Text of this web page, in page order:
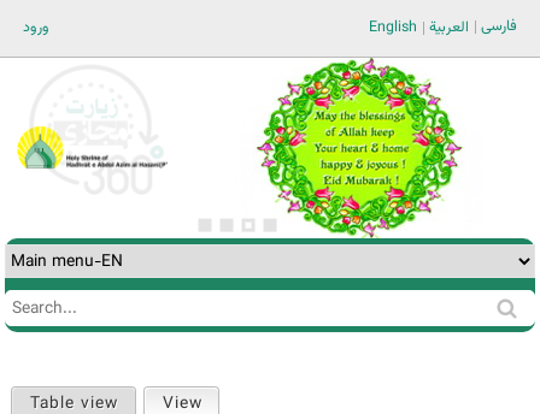
ورود فارسی العربية English
Search
Search
Table view View